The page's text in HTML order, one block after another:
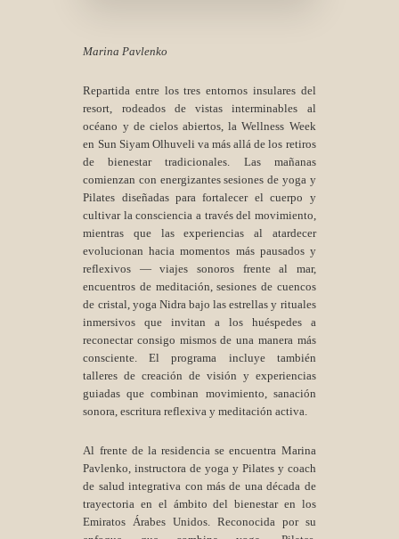
Marina Pavlenko
Repartida entre los tres entornos insulares del
resort, rodeados de vistas interminables al
océano y de cielos abiertos, la Wellness Week
en Sun Siyam Olhuveli va más allá de los retiros
de bienestar tradicionales. Las mañanas
comienzan con energizantes sesiones de yoga y
Pilates diseñadas para fortalecer el cuerpo y
cultivar la consciencia a través del movimiento,
mientras que las experiencias al atardecer
evolucionan hacia momentos más pausados y
reflexivos — viajes sonoros frente al mar,
encuentros de meditación, sesiones de cuencos
de cristal, yoga Nidra bajo las estrellas y rituales
inmersivos que invitan a los huéspedes a
reconectar consigo mismos de una manera más
consciente. El programa incluye también
talleres de creación de visión y experiencias
guiadas que combinan movimiento, sanación
sonora, escritura reflexiva y meditación activa.
Al frente de la residencia se encuentra Marina
Pavlenko, instructora de yoga y Pilates y coach
de salud integrativa con más de una década de
trayectoria en el ámbito del bienestar en los
Emiratos Árabes Unidos. Reconocida por su